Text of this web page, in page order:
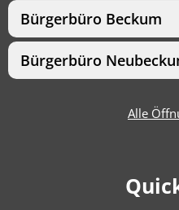
Bürgerbüro Beckum
Bürgerbüro
Alle